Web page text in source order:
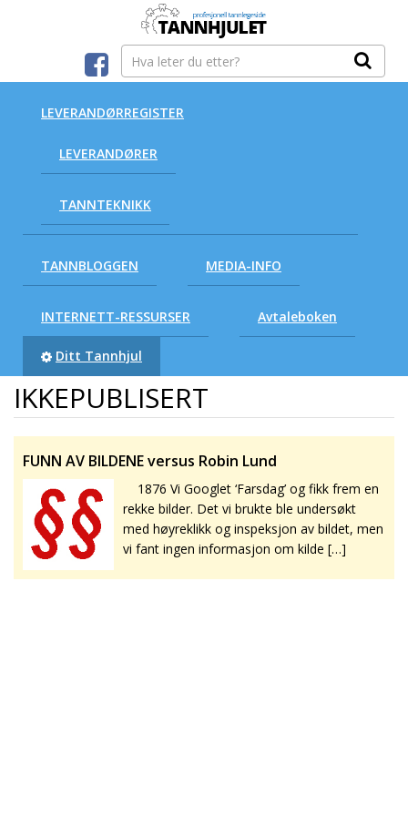
LEVERANDØRREGISTER
LEVERANDØRER
TANNTEKNIKK
TANNBLOGGEN MEDIA-INFO
INTERNETT-RESSURSER Avtaleboken
Ditt Tannhjul
IKKEPUBLISERT
FUNN AV BILDENE versus Robin Lund
1876 Vi Googlet ‘Farsdag’ og fikk frem en
rekke bilder. Det vi brukte ble undersøkt
med høyreklikk og inspeksjon av bildet, men
vi fant ingen informasjon om kilde […]